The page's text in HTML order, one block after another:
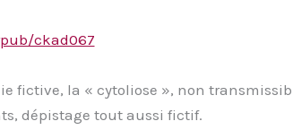
ckad067
fictive, la « cytoliose », non
dépistage tout aussi fictif.